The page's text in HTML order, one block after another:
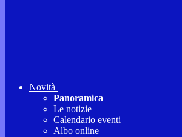
Novità
Panoramica
Le notizie
Calendario eventi
Albo online